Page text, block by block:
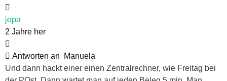
jopa
2 Jahre her
Antworten an
Manuela
Und dann hackt einer einen Zentralrechner, wie Freitag bei